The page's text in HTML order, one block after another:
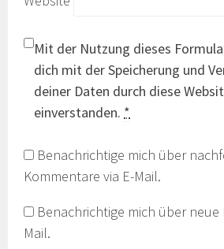
Mit der Nutzung dieses
dich mit der Speicherung und
deiner Daten durch diese
einverstanden. *
Benachrichtige mich über
Kommentare via E-Mail.
Benachrichtige mich über neue
Mail.